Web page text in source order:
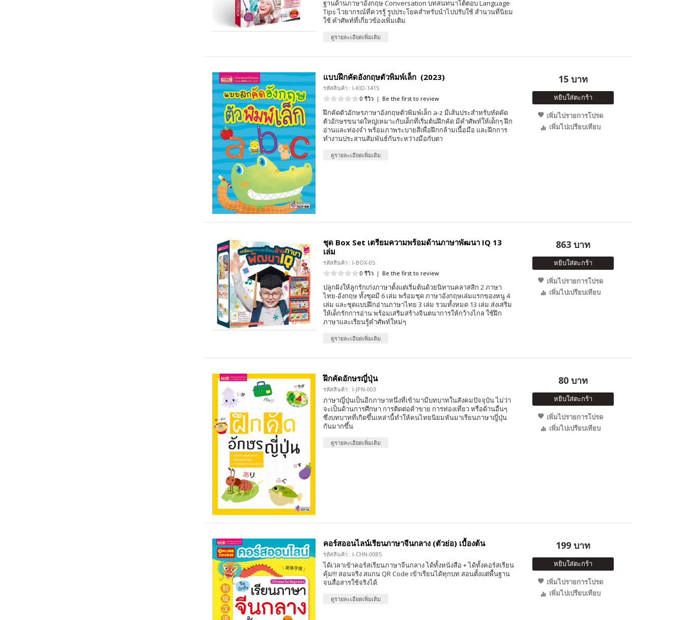
ฐานด้านภาษาอังกฤษ Conversation บทสนทนาโต้ตอบ Language
Tips ไวยากรณ์ที่ควรรู้ รูปประโยคสำหรับนำไปปรับใช้ สำนวนที่นิยม
ใช้ คำศัพท์ที่เกี่ยวข้องเพิ่มเติม
ดูรายละเอียดเพิ่มเติม
แบบฝึกคัดอังกฤษตัวพิมพ์เล็ก (2023)
รหัสสินค้า : I-KID-1415
0 รีวิว | Be the first to review
ฝึกคัดตัวอักษรภาษาอังกฤษตัวพิมพ์เล็ก a-z มีเส้นประสำหรับหัดคัด
ตัวอักษรขนาดใหญ่เหมาะกับเด็กที่เริ่มต้นฝึกคัด มีคำศัพท์ให้เด็กๆ ฝึก
อ่านและท่องจำ พร้อมภาพระบายสีเพื่อฝึกกล้ามเนื้อมือ และฝึกการ
ทำงานประสานสัมพันธ์กันระหว่างมือกับตา
ดูรายละเอียดเพิ่มเติม
15 บาท
หยิบใส่ตะกร้า
เพิ่มไปรายการโปรด
เพิ่มไปเปรียบเทียบ
ชุด Box Set เตรียมความพร้อมด้านภาษาพัฒนา IQ 13
เล่ม
รหัสสินค้า : I-BOX-05
0 รีวิว | Be the first to review
ปลูกฝังให้ลูกรักเก่งภาษาตั้งแต่เริ่มต้นด้วยนิทานคลาสสิก 2 ภาษา
ไทย-อังกฤษ ทั้งชุดมี 6 เล่ม พร้อมชุด ภาษาอังกฤษเล่มแรกของหนู 4
เล่ม และชุดแบบฝึกอ่านภาษาไทย 3 เล่ม รวมทั้งหมด 13 เล่ม ส่งเสริม
ให้เด็กรักการอ่าน พร้อมเสริมสร้างจินตนาการให้กว้างไกล ใช้ฝึก
ภาษาและเรียนรู้คำศัพท์ใหม่ๆ
ดูรายละเอียดเพิ่มเติม
863 บาท
หยิบใส่ตะกร้า
เพิ่มไปรายการโปรด
เพิ่มไปเปรียบเทียบ
ฝึกคัดอักษรญี่ปุ่น
รหัสสินค้า : I-JPN-003
ภาษาญี่ปุ่นเป็นอีกภาษาหนึ่งที่เข้ามามีบทบาทในสังคมปัจจุบัน ไม่ว่า
จะเป็นด้านการศึกษา การติดต่อค้าขาย การท่องเที่ยว หรือด้านอื่นๆ
ซึ่งบทบาทที่เกิดขึ้นเหล่านี้ทำให้คนไทยนิยมหันมาเรียนภาษาญี่ปุ่น
กันมากขึ้น
ดูรายละเอียดเพิ่มเติม
80 บาท
หยิบใส่ตะกร้า
เพิ่มไปรายการโปรด
เพิ่มไปเปรียบเทียบ
คอร์สออนไลน์เรียนภาษาจีนกลาง (ตัวย่อ) เบื้องต้น
รหัสสินค้า : I-CHN-0085
ได้เวลาเข้าคอร์สเรียนภาษาจีนกลาง ได้ทั้งหนังสือ + ได้ทั้งคอร์สเรียน
คุ้ม!!! สอนจริง สแกน QR Code เข้าเรียนได้ทุกบท สอนตั้งแต่พื้นฐาน
จนสื่อสารใช้จริงได้
ดูรายละเอียดเพิ่มเติม
199 บาท
หยิบใส่ตะกร้า
เพิ่มไปรายการโปรด
เพิ่มไปเปรียบเทียบ